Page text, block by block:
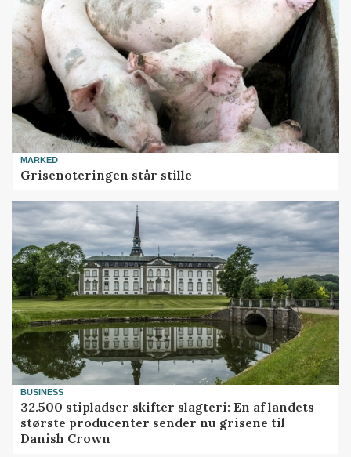
MARKED
Grisenoteringen står stille
BUSINESS
32.500 stipladser skifter slagteri: En af landets
største producenter sender nu grisene til
Danish Crown